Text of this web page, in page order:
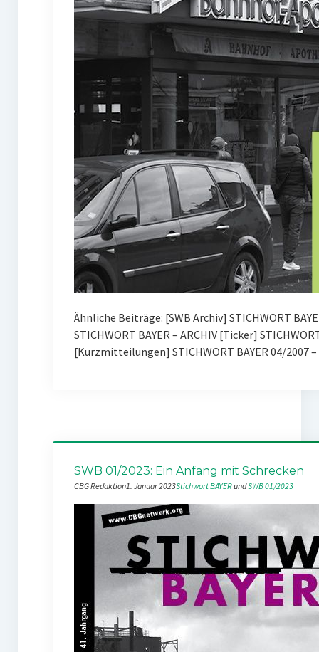
Ähnliche Beiträge: [SWB Archiv] STICHWORT
STICHWORT BAYER – ARCHIV [Ticker]
[Kurzmitteilungen] STICHWORT BAYER 04/2007
SWB 01/2023: Ein Anfang mit Schrecken
CBG Redaktion1. Januar 2023Stichwort BAYER und SWB 01/2023